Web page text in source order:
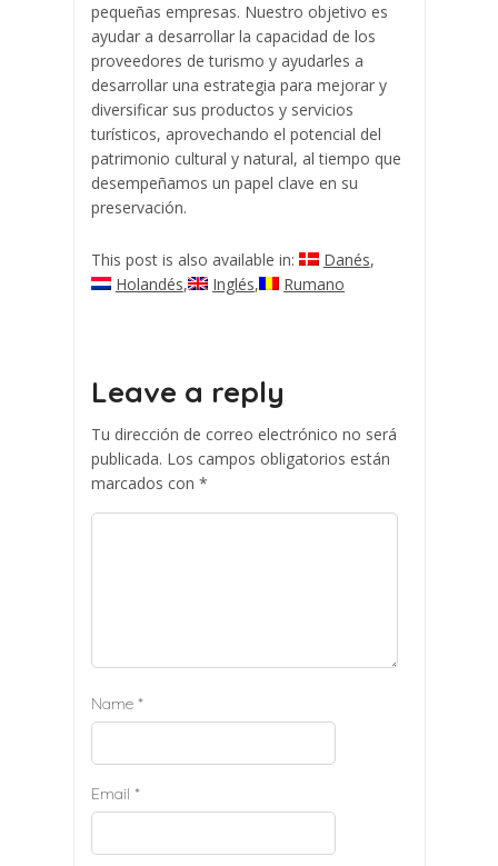
pequeñas empresas. Nuestro objetivo es
ayudar a desarrollar la capacidad de los
proveedores de turismo y ayudarles a
desarrollar una estrategia para mejorar y
diversificar sus productos y servicios
turísticos, aprovechando el potencial del
patrimonio cultural y natural, al tiempo que
desempeñamos un papel clave en su
preservación.
This post is also available in:
Danés
Holandés
Inglés Rumano
Leave a reply
Tu dirección de correo electrónico no será
publicada. Los campos obligatorios están
marcados con *
Name*
Email *